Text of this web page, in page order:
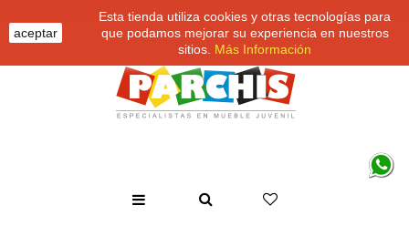
aceptar
Esta tienda utiliza cookies y otras tecnologías para
que podamos mejorar su experiencia en nuestros
sitios. Más Información